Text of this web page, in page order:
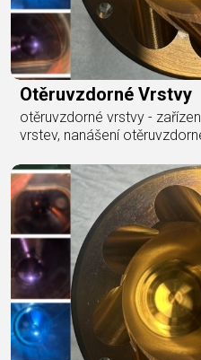
Otěruvzdorné Vrstvy
otěruvzdorné vrstvy -
vrstev, nanášení